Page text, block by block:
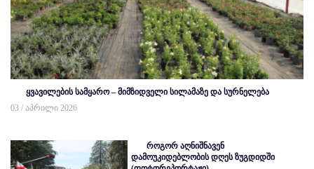
ყვავილების სამყარო – მიმზიდველი სილამაზე და სურნელება
03 / აპრილი 2026
როგორ აღნიშნავენ
დამოუკიდებლობის დღეს ზუგდიდში